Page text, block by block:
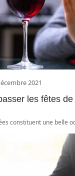
2021
les fêtes de
constituent une belle